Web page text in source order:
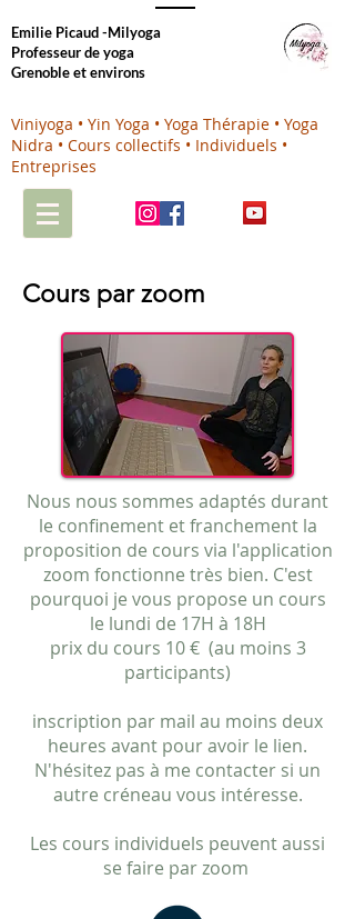
Emilie Picaud -Milyoga
Professeur de yoga
Grenoble et environs
Viniyoga • Yin Yoga • Yoga Thérapie • Yoga
Nidra • Cours collectifs • Individuels •
Entreprises
Cours par zoom
Nous nous sommes adaptés durant
le confinement et franchement la
proposition de cours via l'application
zoom fonctionne très bien. C'est
pourquoi je vous propose un cours
le lundi de 17H à 18H
prix du cours 10 € (au moins 3
participants)
inscription par mail au moins deux
heures avant pour avoir le lien.
N'hésitez pas à me contacter si un
autre créneau vous intéresse.
Les cours individuels peuvent aussi
se faire par zoom